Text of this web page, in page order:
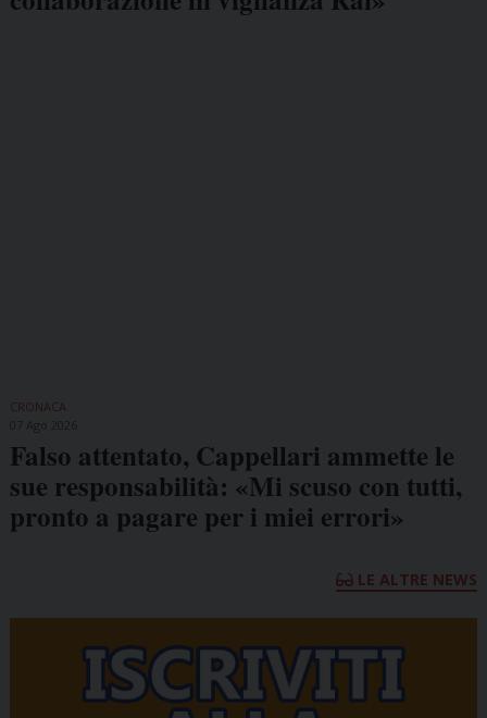
CRONACA
Falso attentato, Cappellari ammette le
sue responsabilità: «Mi scuso con tutti,
pronto a pagare per i miei errori»
LE ALTRE NEWS